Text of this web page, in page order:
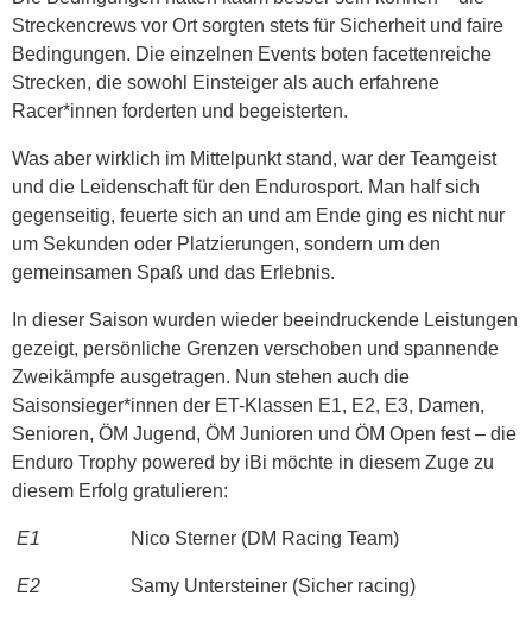
Streckencrews vor Ort sorgten stets für Sicherheit und faire
Bedingungen. Die einzelnen Events boten facettenreiche
Strecken, die sowohl Einsteiger als auch erfahrene
Racer*innen forderten und begeisterten.
Was aber wirklich im Mittelpunkt stand, war der Teamgeist
und die Leidenschaft für den Endurosport. Man half sich
gegenseitig, feuerte sich an und am Ende ging es nicht nur
um Sekunden oder Platzierungen, sondern um den
gemeinsamen Spaß und das Erlebnis.
In dieser Saison wurden wieder beeindruckende Leistungen
gezeigt, persönliche Grenzen verschoben und spannende
Zweikämpfe ausgetragen. Nun stehen auch die
Saisonsieger*innen der ET-Klassen E1, E2, E3, Damen,
Senioren, ÖM Jugend, ÖM Junioren und ÖM Open fest – die
Enduro Trophy powered by iBi möchte in diesem Zuge zu
diesem Erfolg gratulieren:
E1 Nico Sterner (DM Racing Team)
E2 Samy Untersteiner (Sicher racing)